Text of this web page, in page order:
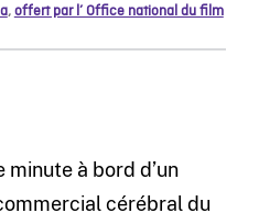
,offert par l’ Office national du film
minute à bord d’un
cérébral du